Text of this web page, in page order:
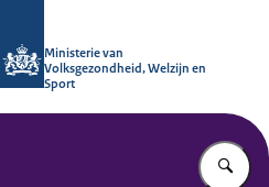
Ministerie van
Volksgezondheid, Welzijn en
Sport